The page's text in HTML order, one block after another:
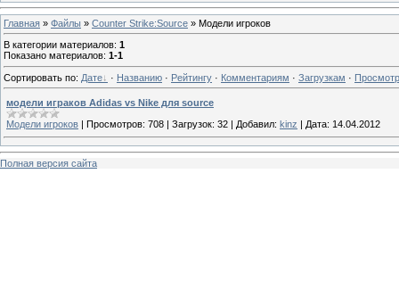
Главная » Файлы » Counter Strike:Source » Модели игроков
В категории материалов: 1
Показано материалов: 1-1
Сортировать по: Дате · Названию · Рейтингу · Комментариям · Загрузкам ·
модели играков Adidas vs Nike для source
Модели игроков | Просмотров: 708 | Загрузок: 32 | Добавил: kinz | Дата: 14.04.2012
Полная версия сайта